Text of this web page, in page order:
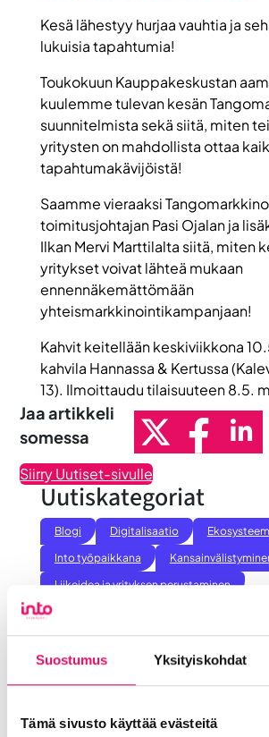
Suostumus Yksityiskohdat
Tämä sivusto käyttää evästeitä
Kesä lähestyy hurjaa vauhtia ja
lukuisia tapahtumia!
Toukokuun Kauppakeskustan
kuulemme tulevan kesän
suunnitelmista sekä siitä, miten
yritysten on mahdollista ottaa
tapahtumakävijöistä!
Saamme vieraaksi
toimitusjohtajan Pasi Ojalan ja
Ilkan Mervi Marttilalta siitä, miten
yritykset voivat lähteä mukaan
ennennäkemättömään
yhteismarkkinointikampanjaan!
Kahvit keitellään keskiviikkona
kahvila Hannassa & Kertussa
13). Ilmoittaudu tilaisuuteen 8.5.
Jaa artikkeli
somessa
Siirry Uutiset-sivulle
Uutiskategoriat
Blogi Digitalisaatio
Into työpaikkana
Liikeidea ja yrityksen perustaminen
Sijoittuminen Seinäjoelle
Startup-
Tallenteet
Tapahtumat
Töihin
Yrittäjätarinat
Yrityskaupat